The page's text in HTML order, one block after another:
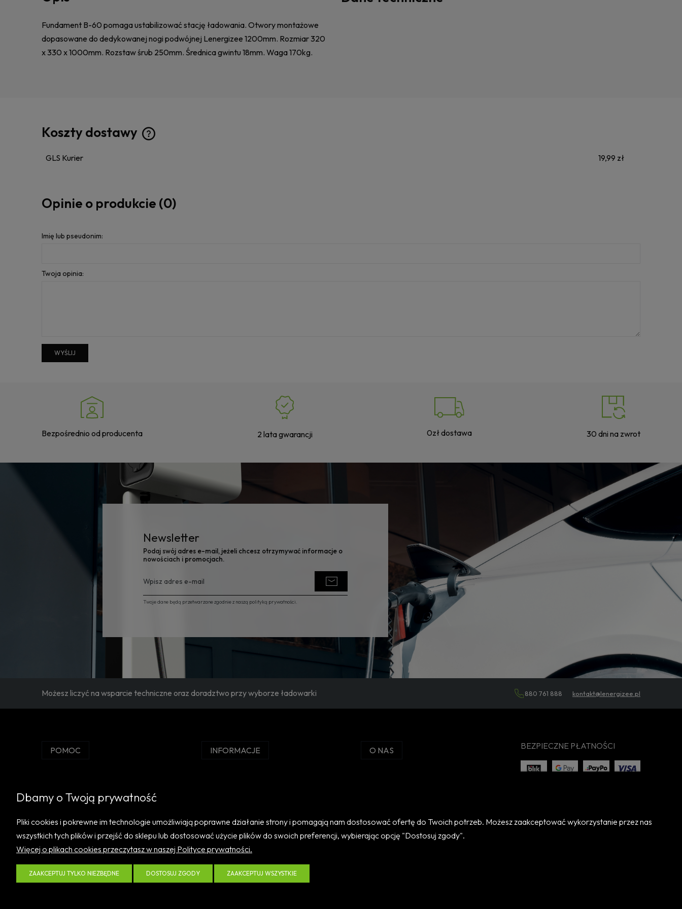
Fundament B-60 pomaga ustabilizować stację ładowania. Otwory montażowe
dopasowane do dedykowanej nogi podwójnej Lenergizee 1200mm. Rozmiar 320
x 330 x 1000mm. Rozstaw śrub 250mm. Średnica gwintu 18mm. Waga 170kg.
Koszty dostawy
GLS Kurier 19,99 zł
Opinie o produkcie (0)
Imię lub pseudonim:
Twoja opinia:
WYŚLIJ
Bezpośrednio od producenta 2 lata gwarancji 0zł dostawa 30 dni na zwrot
Newsletter
Podaj swój adres e-mail, jeżeli chcesz otrzymywać informacje o
nowościach i promocjach.
Twoje dane będą przetwarzane zgodnie z naszą polityką prywatności.
Możesz liczyć na wsparcie techniczne oraz doradztwo przy wyborze ładowarki 880 761 888 kontakt@lenergizee.pl
POMOC
Zwroty i reklamacje
Urząd Dozoru Technicznego
INFORMACJE
Czas realizacji zamówienia
O NAS BEZPIECZNE PŁATNOŚCI
Dbamy o Twoją prywatność
Pliki cookies i pokrewne im technologie umożliwiają poprawne działanie strony i pomagają nam dostosować ofertę do Twoich potrzeb. Możesz zaakceptować wykorzystanie przez nas
wszystkich tych plików i przejść do sklepu lub dostosować użycie plików do swoich preferencji, wybierając opcję "Dostosuj zgody".
Więcej o plikach cookies przeczytasz w naszej Polityce prywatności.
ZAAKCEPTUJ TYLKO NIEZBĘDNE DOSTOSUJ ZGODY ZAAKCEPTUJ WSZYSTKIE